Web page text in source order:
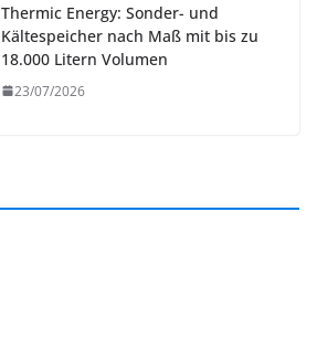
Thermic Energy: Sonder- und
Kältespeicher nach Maß mit bis zu
18.000 Litern Volumen
23/07/2026